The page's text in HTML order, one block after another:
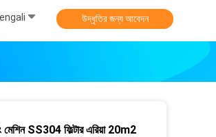
উদ্ধৃতির জন্য আবেদন
মেশিন SS304 ফিল্টার এরিয়া 20m2